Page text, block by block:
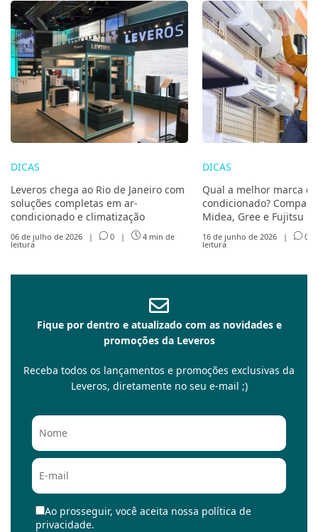
DICAS
Leveros chega ao Rio de Janeiro com
soluções completas em ar-
condicionado e climatização
06 de julho de 2026 | 0 | 4 min de
leitura
DICAS
Qual a melhor marca
condicionado?
Midea, Gree e Fujitsu
16 de junho de 2026 | 0
leitura
Fique por dentro e atualizado com as novidades e
promoções da Leveros
Receba todos os lançamentos e promoções exclusivas da
Leveros, diretamente no seu e-mail ;)
Ao prosseguir, você aceita nossa política de
privacidade.